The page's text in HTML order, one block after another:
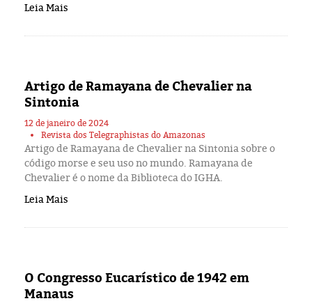
Leia Mais
Artigo de Ramayana de Chevalier na
Sintonia
12 de janeiro de 2024
Revista dos Telegraphistas do Amazonas
Artigo de Ramayana de Chevalier na Sintonia sobre o
código morse e seu uso no mundo. Ramayana de
Chevalier é o nome da Biblioteca do IGHA.
Leia Mais
O Congresso Eucarístico de 1942 em
Manaus